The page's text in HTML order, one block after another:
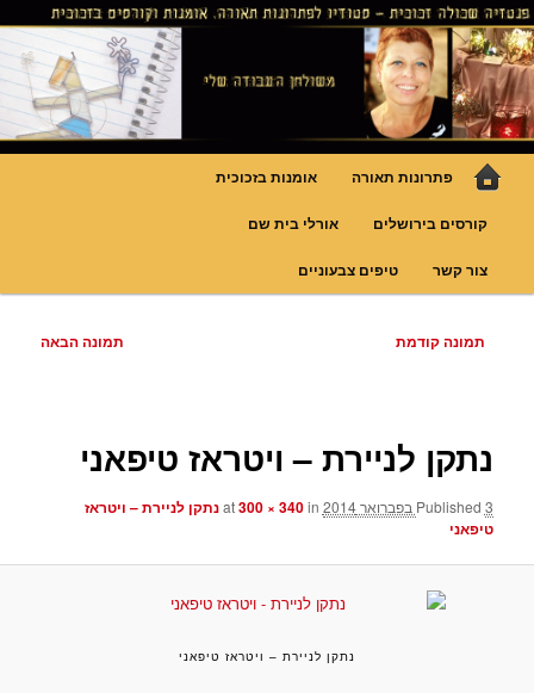
לדלג
לתוכן
פנטזיה – פתרונות תאורה וסטודיו
לויטראז
גופי תאורה אומנותיים בעבודת יד, ויטראזים לחלונות ולמחיצות דקורטיביות, קורסים
בויטראז ובפסיפס
תפריט
פתרונות תאורה אומנות בזכוכית
קורסים בירושלים אורלי בית שם
צור קשר טיפים צבעוניים
ניווט
תמונה קודמת תמונה הבאה
נתקן לניירת – ויטראז טיפאני
Published 3 בפברואר 2014 300 × 340in
נתקן לניירת – ויטראז
טיפאני
נתקן לניירת – ויטראז טיפאני